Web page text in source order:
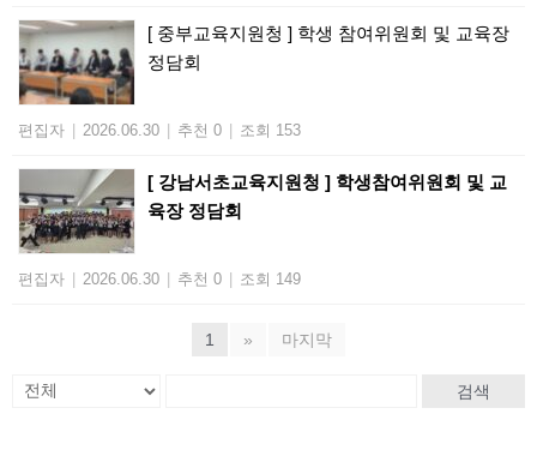
[ 중부교육지원청 ] 학생 참여위원회 및 교육장
정담회
편집자 2026.06.30 추천 0 조회 153
[ 강남서초교육지원청 ] 학생참여위원회 및 교
육장 정담회
편집자 2026.06.30 추천 0 조회 149
1 » 마지막
검색